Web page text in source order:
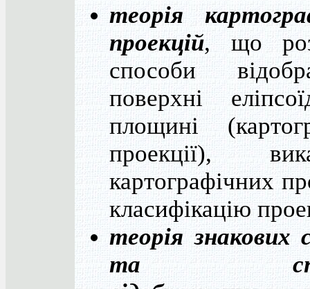
теорія
проекцій, що
способи
поверхні
площині
проекції),
картографічних
класифікацію
теорія знакових
та